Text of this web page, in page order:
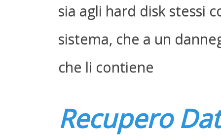
sia agli hard disk stessi
sistema, che a un
che li contiene
Recupero